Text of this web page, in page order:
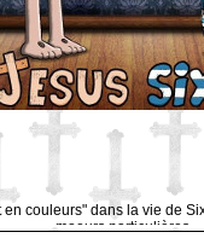
couleurs" dans la vie de
moeurs particulières